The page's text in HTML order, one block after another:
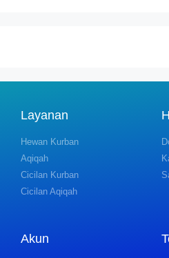
Layanan
Hewan Kurban
Aqiqah
Cicilan Kurban
Cicilan Aqiqah
Akun